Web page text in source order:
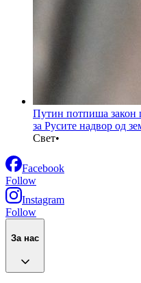
Путин потпиша закон
за Русите надвор од
Свет•
Facebook
Follow
Instagram
Follow
За нас